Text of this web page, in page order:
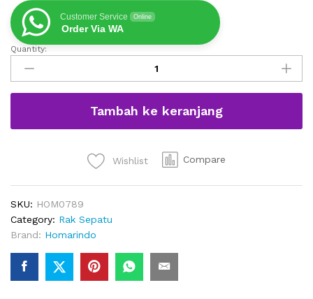
Customer Service Online
Order Via WA
Rak
Sapatu
Retro
Kayu
Dengan
Quantity:
Tambah ke keranjang
Wishlist Compare
SKU: HOM0789
Category: Rak Sepatu
Brand: Homarindo